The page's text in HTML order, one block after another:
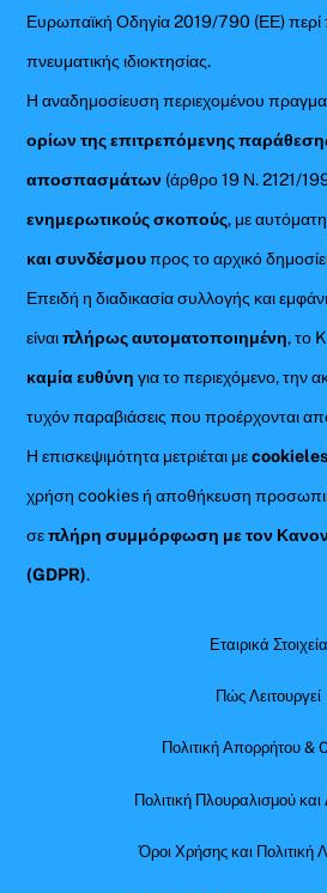
Ευρωπαϊκή Οδηγία 2019/790 (ΕΕ) περί
πνευματικής ιδιοκτησίας.
Η αναδημοσίευση περιεχομένου
ορίων της επιτρεπόμενης
αποσπασμάτων (άρθρο 19 Ν. 2121/
ενημερωτικούς σκοπούς, με
και συνδέσμουπρος το αρχικό
Επειδή η διαδικασία συλλογής και
είναιπλήρως αυτοματοποιημένη, το
καμία ευθύνη για το περιεχόμενο, την
τυχόν παραβιάσεις που προέρχονται από
Η επισκεψιμότητα μετριέται με
χρήση cookies ή αποθήκευση
σεπλήρη συμμόρφωση με τον
(GDPR).
Εταιρικά Στοιχεία
Πώς Λειτουργεί
Πολιτική Απορρήτου &
Πολιτική Πλουραλισμού και
Όροι Χρήσης και Πολιτική